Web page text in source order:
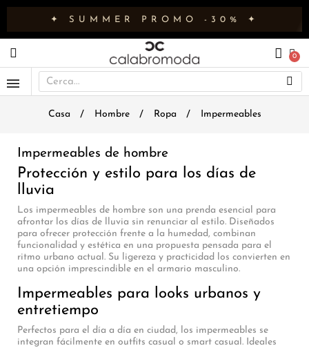
✦ SUMMER PROMO -30% ✦
Casa Hombre Ropa Impermeables
Impermeables de hombre
Protección y estilo para los días de
lluvia
Los impermeables de hombre son una prenda esencial para
afrontar los días de lluvia sin renunciar al estilo. Diseñados
para ofrecer protección frente a la humedad, combinan
funcionalidad y estética en una propuesta pensada para el
ritmo urbano actual. Su ligereza y practicidad los convierten en
una opción imprescindible en el armario masculino.
Impermeables para looks urbanos y
entretiempo
Perfectos para el día a día en ciudad, los impermeables se
integran fácilmente en outfits casual o smart casual. Ideales